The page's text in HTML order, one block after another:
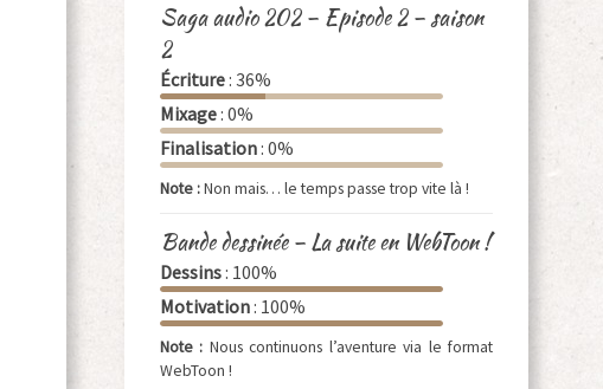
Saga audio 202 – Episode 2 – saison
2
Écriture: 36%
Mixage: 0%
Finalisation: 0%
Note :Non mais… le temps passe trop vite là !
Bande dessinée – La suite en WebToon !
Dessins: 100%
Motivation: 100%
Note : Nous continuons l’aventure via le format
WebToon !